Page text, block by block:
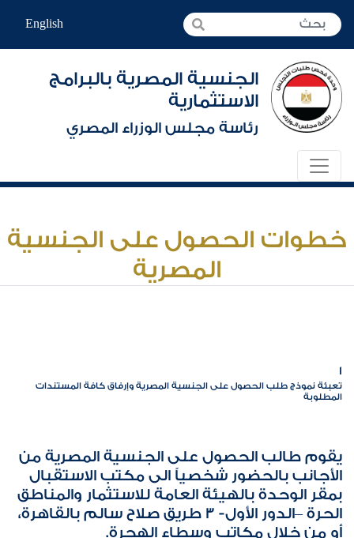
English
الجنسية المصرية بالبرامج
الاستثمارية
رئاسة مجلس الوزراء المصري
خطوات الحصول على الجنسية
المصرية
1
تعبئة نموذج طلب الحصول على الجنسية المصرية وإرفاق كافة المستندات
المطلوبة
يقوم طالب الحصول على الجنسية المصرية من
الأجانب بالحضور شخصياً الى مكتب الاستقبال
بمقر الوحدة بالهيئة العامة للاستثمار والمناطق
الحرة –الدور الأول- 3 طريق صلاح سالم بالقاهرة،
أو من خلال مكاتب وسطاء الهجرة.